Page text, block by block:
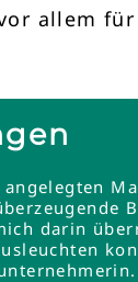
allem
darin